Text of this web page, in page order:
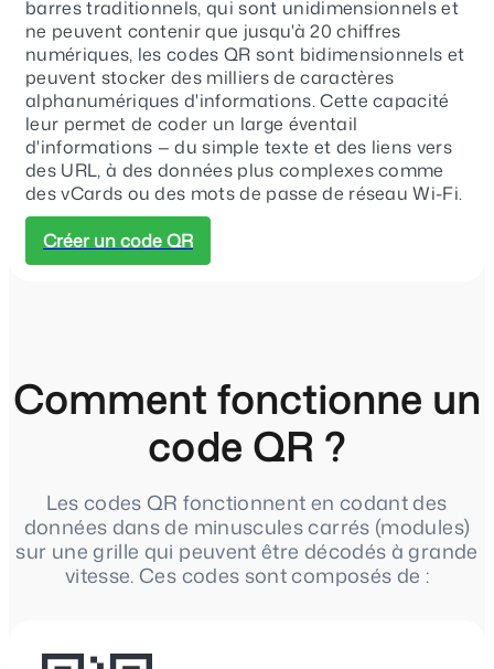
barres traditionnels, qui sont unidimensionnels et
ne peuvent contenir que jusqu'à 20 chiffres
numériques, les codes QR sont bidimensionnels et
peuvent stocker des milliers de caractères
alphanumériques d'informations. Cette capacité
leur permet de coder un large éventail
d'informations — du simple texte et des liens vers
des URL, à des données plus complexes comme
des vCards ou des mots de passe de réseau Wi-Fi.
Créer un code QR
Comment fonctionne un
code QR ?
Les codes QR fonctionnent en codant des
données dans de minuscules carrés (modules)
sur une grille qui peuvent être décodés à grande
vitesse. Ces codes sont composés de :